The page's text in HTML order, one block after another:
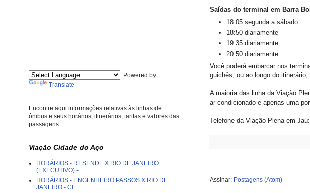
Saídas do terminal em Barra
18:05 segunda a sábado
18:50 diariamente
19:35 diariamente
20:50 diariamente
Você poderá embarcar nos
guichês, ou ao longo do
A maioria das linha da Viação
ar condicionado e apenas uma
Telefone da Viação Plena em
Assinar: Postagens (Atom)
Powered by
Translate
Encontre aqui informações relativas às linhas de
ônibus e seus horários, itinerários, tarifas e valores das
passagens
Viação Cidade do Aço
HORÁRIOS - RESENDE X RIO DE JANEIRO
(EXECUTIVO) - ...
HORÁRIOS - ENGENHEIRO PASSOS X RIO DE
JANEIRO - CI...